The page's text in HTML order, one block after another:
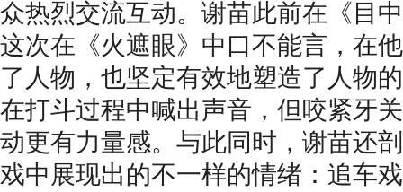
众热烈交流互动。谢苗此前在《目
这次在《火遮眼》中口不能言，在
了人物，也坚定有效地塑造了人物
在打斗过程中喊出声音，但咬紧牙
动更有力量感。与此同时，谢苗还
戏中展现出的不一样的情绪：追车